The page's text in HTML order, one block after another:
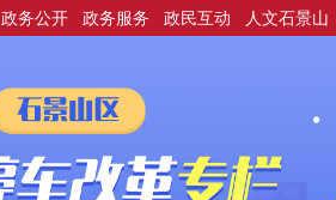
人文石景山
政民互动
政务服务
政务公开